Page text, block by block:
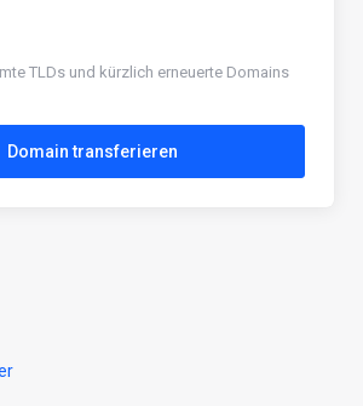
TLDs und kürzlich erneuerte Domains
Domain transferieren